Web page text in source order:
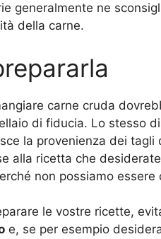
generalmente ne
della carne.
carne cruda
di fiducia. Lo stesso
la provenienza dei
alla ricetta che
non possiamo
le vostre ricette,
e, se per esempio